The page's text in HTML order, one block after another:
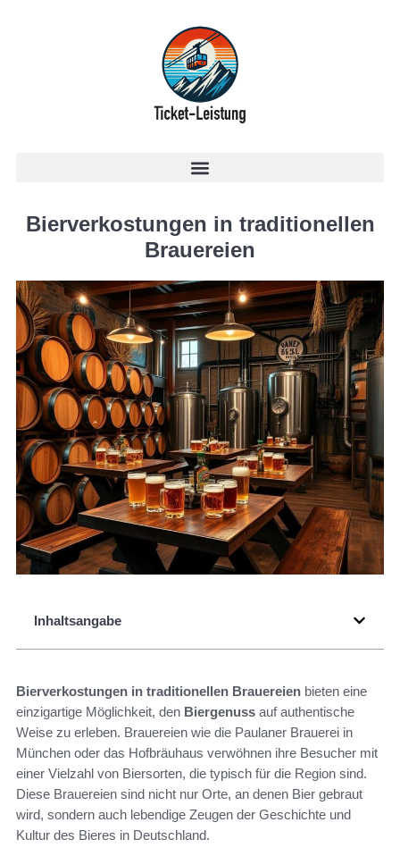
Bierverkostungen in traditionellen
Brauereien
Inhaltsangabe
Bierverkostungen in traditionellen Brauereien bieten eine
einzigartige Möglichkeit, den Biergenuss auf authentische
Weise zu erleben. Brauereien wie die Paulaner Brauerei in
München oder das Hofbräuhaus verwöhnen ihre Besucher mit
einer Vielzahl von Biersorten, die typisch für die Region sind.
Diese Brauereien sind nicht nur Orte, an denen Bier gebraut
wird, sondern auch lebendige Zeugen der Geschichte und
Kultur des Bieres in Deutschland.